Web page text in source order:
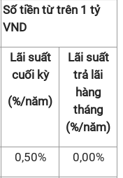
Số tiền từ trên 1 tỷ
VND
Lãi suất
cuối kỳ
(%/năm)
Lãi suất
trả lãi
hàng
tháng
(%/năm)
0,50% 0,00%